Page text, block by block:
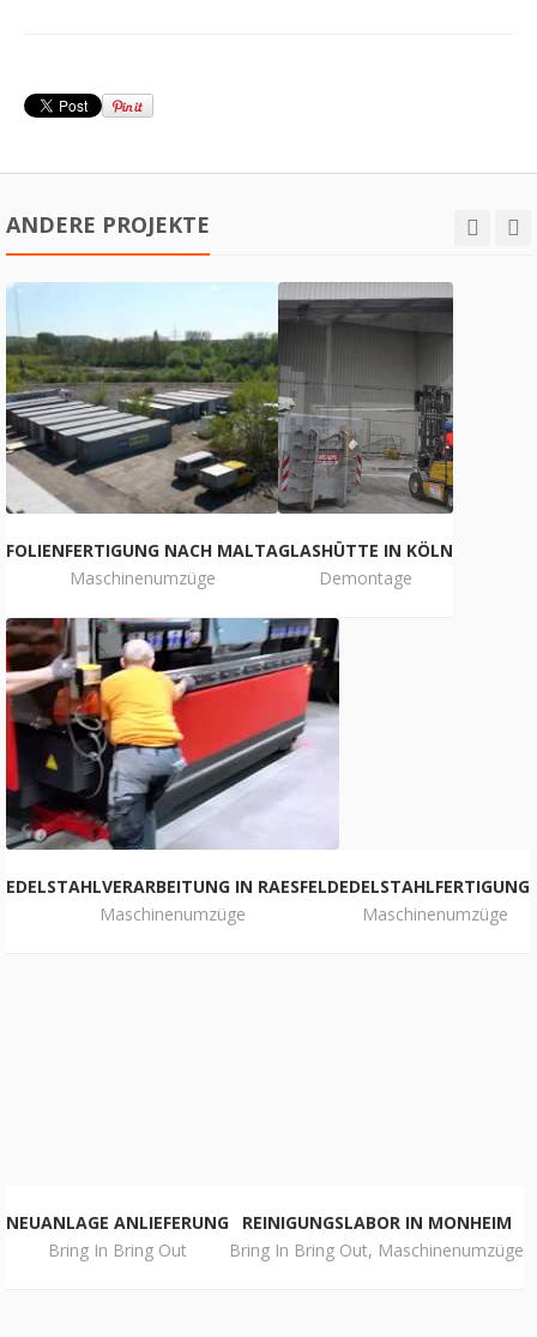
ANDERE PROJEKTE
FOLIENFERTIGUNG NACH MALTA
Maschinenumzüge
GLASHÜTTE IN KÖLN
Demontage
EDELSTAHLVERARBEITUNG IN RAESFELD
Maschinenumzüge
EDELSTAHLFERTIGUNG
Maschinenumzüge
NEUANLAGE ANLIEFERUNG
Bring In Bring Out
REINIGUNGSLABOR IN MONHEIM
Bring In Bring Out, Maschinenumzüge